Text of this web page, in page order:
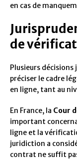
en cas de
de
Plusieurs
préciser le cadre
en ligne, tant au
En France, la Cour
important
ligne et la
juridiction a
contrat ne suffit